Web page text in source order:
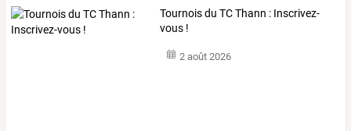
Tournois du TC Thann : Inscrivez-
vous !
2 août 2026